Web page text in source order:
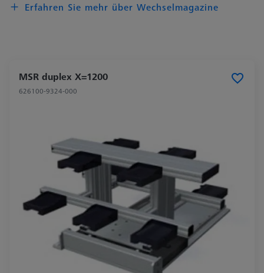
Erfahren Sie mehr über Wechselmagazine
MSR duplex X=1200
626100-9324-000